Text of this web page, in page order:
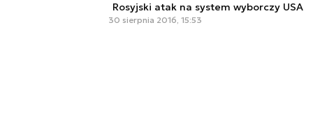
Rosyjski atak na system wyborczy USA
30 sierpnia 2016, 15:53